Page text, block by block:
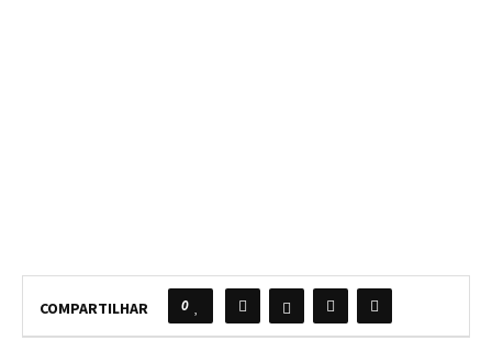
COMPARTILHAR 0